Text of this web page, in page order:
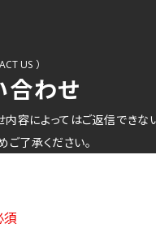
US ）
合わせ
内容によってはご返信できな
ご了承ください。